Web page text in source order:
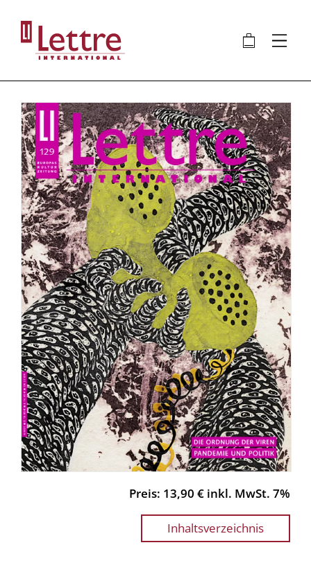
Inhalt
🛍 ⋮
Preis: 13,90 € inkl. MwSt. 7%
Inhaltsverzeichnis